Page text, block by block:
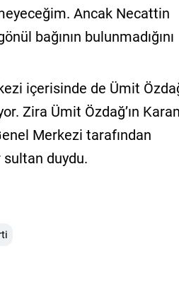
Ancak Necattin
bağının bulunmadığını
içerisinde de Ümit
Zira Ümit Özdağ’ın
Merkezi tarafından
sultan duydu.